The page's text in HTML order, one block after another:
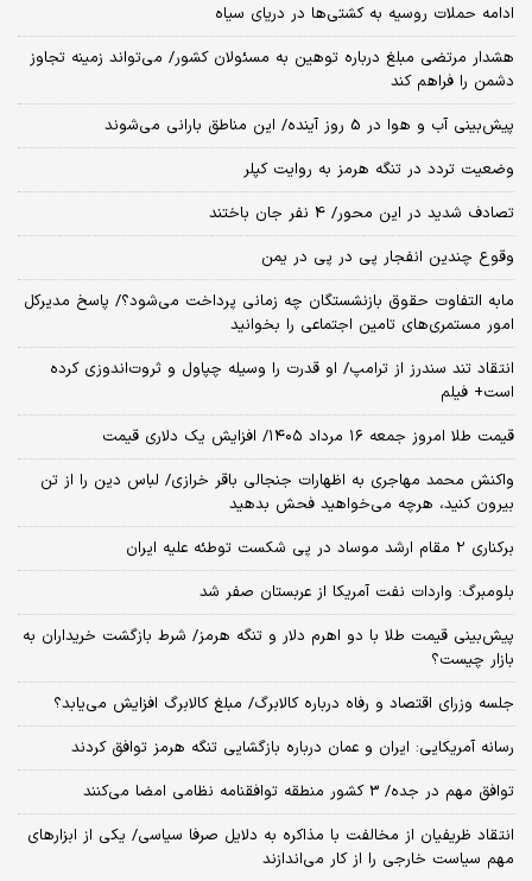
ادامه حملات روسیه به کشتی‌ها در دریای سیاه
هشدار مرتضی مبلغ درباره توهین به مسئولان کشور/ می‌تواند زمینه تجاوز
دشمن را فراهم کند
پیش‌بینی آب و هوا در 5 روز آینده/ این مناطق بارانی می‌شوند
وضعیت تردد در تنگه هرمز به روایت کپلر
تصادف شدید در این محور/ 4 نفر جان باختند
وقوع چندین انفجار پی در پی در یمن
مابه التفاوت حقوق بازنشستگان چه زمانی پرداخت می‌شود؟/ پاسخ مدیرکل
امور مستمری‌های تامین اجتماعی را بخوانید
انتقاد تند سندرز از ترامپ/ او قدرت را وسیله چپاول و ثروت‌اندوزی کرده
است+ فیلم
قیمت طلا امروز جمعه ۱۶ مرداد ۱۴۰۵/ افزایش یک دلاری قیمت
واکنش محمد مهاجری به اظهارات جنجالی باقر خرازی/ لباس دین را از تن
بیرون کنید، هرچه می‌خواهید فحش بدهید
برکناری ۲ مقام‌ ارشد موساد در پی شکست توطئه علیه ایران
بلومبرگ: واردات نفت آمریکا از عربستان صفر شد
پیش‌بینی قیمت طلا با دو اهرم دلار و تنگه هرمز/ شرط بازگشت خریداران به
بازار چیست؟
جلسه وزرای اقتصاد و رفاه درباره کالابرگ/ مبلغ کالابرگ افزایش می‌یابد؟
رسانه آمریکایی: ایران و عمان درباره بازگشایی تنگه هرمز توافق کردند
توافق مهم در جده/ 3 کشور منطقه توافقنامه نظامی امضا می‌کنند
انتقاد ظریفیان از مخالفت با مذاکره به دلایل صرفا سیاسی/ یکی از ابزارهای
مهم سیاست خارجی را از کار می‌اندازند